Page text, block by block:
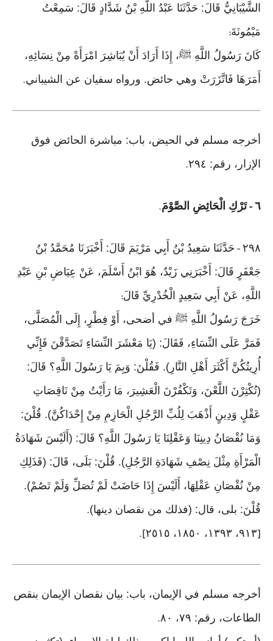
الشَّيْبَانِيُّ قَالَ: حَدَّثَنَا عَبْدُ اللَّهِ بْنُ شَدَّادٍ قَالَ: سَمِعْتُ
مَيْمُونَةَ:
كَانَ رَسُولُ اللَّهِ ﷺ، إِذَا أَرَادَ أَنْ يُبَاشِرَ امْرَأَةً مِنْ نِسَائِهِ،
أَمَرَهَا فَاتَّزَرَتْ وهي حائض. ورواه سفيان عن الشيباني.
أخرجه مسلم في الحيض، باب: مباشرة الحائض فوق
الإزار، رقم: ٢٩٤
.
٦ -تَرْكِ الْحَائِضِ الصَّوْمَ.
٢٩٨ - حَدَّثَنَا سَعِيدُ بْنُ أَبِي مَرْيَمَ قَالَ: أَخْبَرَنَا مُحَمَّدُ بْنُ
جَعْفَرٍ قَالَ: أَخْبَرَنِي زَيْدٌ، هُوَ ابْنُ أَسْلَمَ، عَنْ عِيَاضِ بْنِ عَبْدِ
اللَّهِ، عَنْ أَبِي سَعِيدٍ الْخُدْرِيِّ قَالَ:
خَرَجَ رَسُولُ اللَّهِ ﷺ في أضحى، أَوْ فِطْرٍ، إِلَى الْمُصَلَّى،
فَمَرَّ عَلَى النِّسَاءِ، فَقَالَ: (يَا مَعْشَرَ النِّسَاءِ تَصَدَّقْنَ فَإِنِّي
أُرِيتُكُنَّ أَكْثَرَ أَهْلِ النَّارِ). فَقُلْنَ: وَبِمَ يَا رَسُولَ اللَّهِ؟ قَالَ:
(تُكْثِرْنَ اللَّعْنَ، وَتَكْفُرْنَ الْعَشِيرَ، مَا رَأَيْتُ مِنْ نَاقِصَاتِ
عَقْلٍ وَدِينٍ أَذْهَبَ لِلُبِّ الرَّجُلِ الْحَازِمِ مِنْ إِحْدَاكُنَّ). قُلْنَ:
وَمَا نُقْصَانُ دِينِنَا وَعَقْلِنَا يَا رَسُولَ اللَّهِ؟ قَالَ: (أَلَيْسَ شَهَادَةُ
الْمَرْأَةِ مِثْلَ نِصْفِ شَهَادَةِ الرَّجُلِ). قُلْنَ: بَلَى، قَالَ: (فَذَلِكِ
مِنْ نُقْصَانِ عَقْلِهَا، أَلَيْسَ إِذَا حَاضَتْ لَمْ تُصَلِّ وَلَمْ تَصُمْ).
قُلْنَ: بلى، قال: (فذلك من نقصان دينها).
[٩١٣، ١٣٩٣، ١٨٥٠، ٢٥١٥ ].
أخرجه مسلم في الإيمان، باب: بيان نقصان الإيمان بنقص
الطاعات، رقم: ٧٩، ٨٠
.